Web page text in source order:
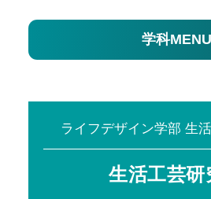
学科MENU
ライフデザイン学部 生
生活工芸研